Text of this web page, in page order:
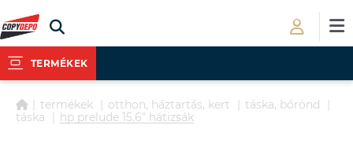
TERMÉKEK
termékek otthon, háztartás, kert
táska, bőrönd
táska
hp prelude 15.6" hátizsák